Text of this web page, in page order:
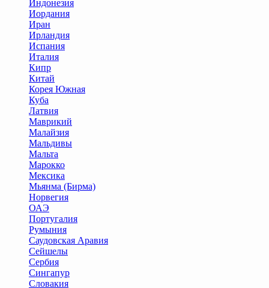
Индонезия
Иордания
Иран
Ирландия
Испания
Италия
Кипр
Китай
Корея Южная
Куба
Латвия
Маврикий
Малайзия
Мальдивы
Мальта
Марокко
Мексика
Мьянма (Бирма)
Норвегия
ОАЭ
Португалия
Румыния
Саудовская Аравия
Сейшелы
Сербия
Сингапур
Словакия